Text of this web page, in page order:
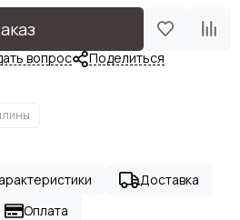
вопрос
Поделиться
Доставка
Оплата